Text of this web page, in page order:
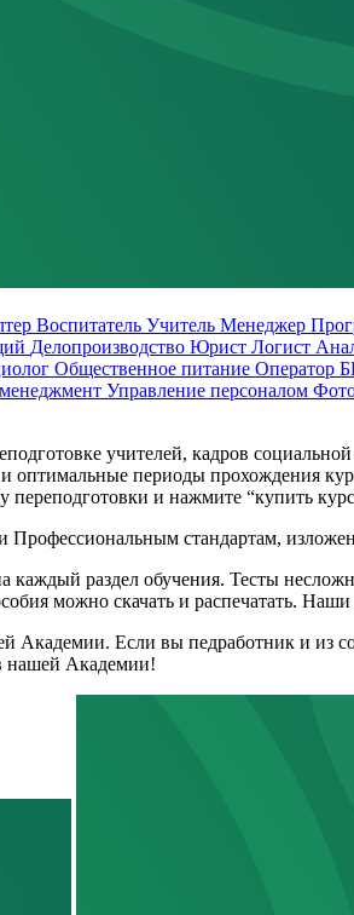
Воспитатель Учитель Менеджер
Делопроизводство Юрист Логист
Общественное питание Оператор
Управление персоналом
учителей, кадров
периоды прохождения
и нажмите “купить
Профессиональным стандартам,
каждый раздел обучения. Тесты
можно скачать и распечатать.
Академии. Если вы педработник и из
нашей Академии!